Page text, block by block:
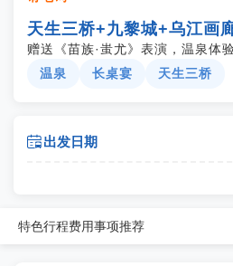
天生三桥+九黎城+乌江画
赠送《苗族·蚩尤》表演，温泉体
温泉
长桌宴 天生三桥
出发日期
特色行程费用事项推荐